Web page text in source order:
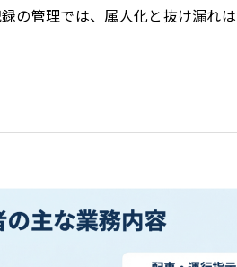
管理では、属人化と抜け漏れは